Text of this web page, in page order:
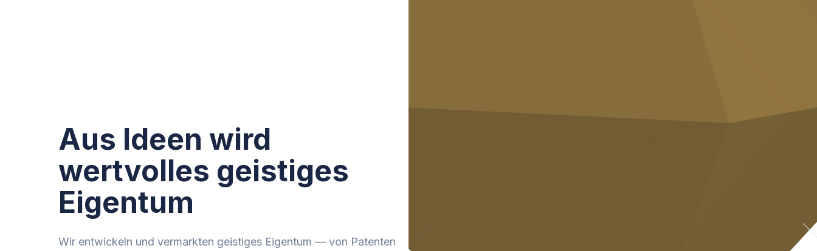
Aus Ideen wird
wertvolles geistiges
Eigentum
Wir entwickeln und vermarkten geistiges Eigentum — von Patenten